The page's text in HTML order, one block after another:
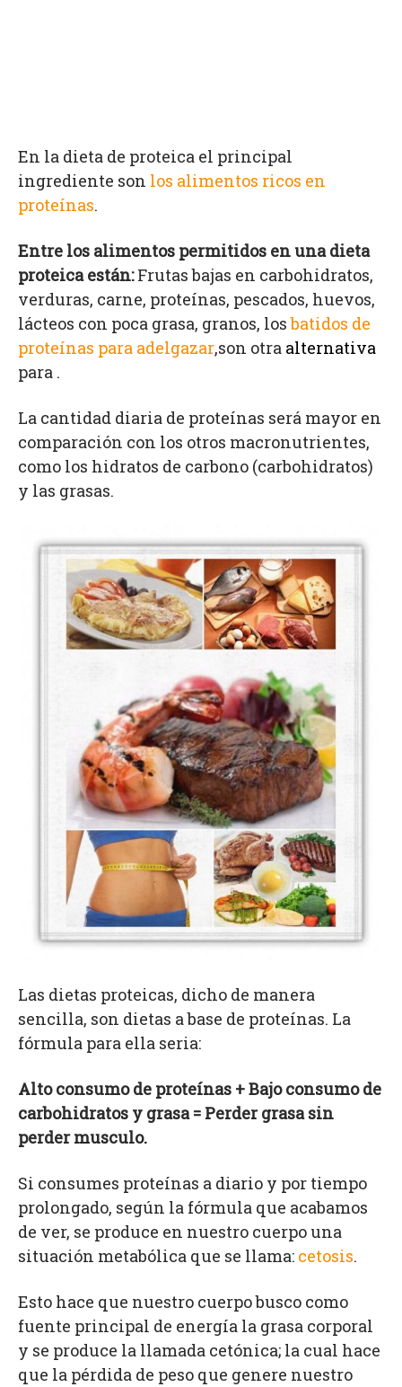
En la dieta de proteica el principal
ingrediente son los alimentos ricos en
proteínas.
Entre los alimentos permitidos en una dieta
proteica están:Frutas bajas en carbohidratos,
verduras, carne, proteínas, pescados, huevos,
lácteos con poca grasa, granos, losbatidos de
proteínas para adelgazar,son otra alternativa
para .
La cantidad diaria de proteínas será mayor en
comparación con los otros macronutrientes,
como los hidratos de carbono (carbohidratos)
y las grasas.
Las dietas proteicas, dicho de manera
sencilla, son dietas a base de proteínas. La
fórmula para ella seria:
Alto consumo de proteínas + Bajo consumo de
carbohidratos y grasa = Perder grasa sin
perder musculo.
Si consumes proteínas a diario y por tiempo
prolongado, según la fórmula que acabamos
de ver, se produce en nuestro cuerpo una
situación metabólica que se llama: cetosis.
Esto hace que nuestro cuerpo busco como
fuente principal de energía la grasa corporal
y se produce la llamada cetónica; la cual hace
que la pérdida de peso que genere nuestro